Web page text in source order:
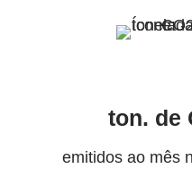
ton. de
emitidos ao mês